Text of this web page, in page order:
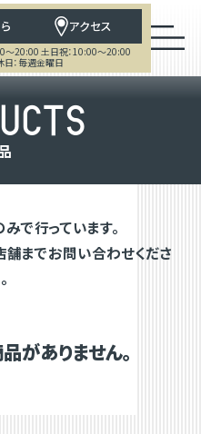
アクセス
～20:00 土日祝：10:00～20:00
日：毎週金曜日
UCTS
で行っています。
までお問い合わせくださ
がありません。